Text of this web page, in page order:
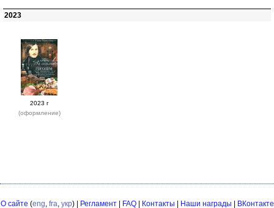
2023
2023 г
(оформление)
О сайте (eng, fra, укр) | Регламент| FAQ| Контакты Наши награды ВКонтакте